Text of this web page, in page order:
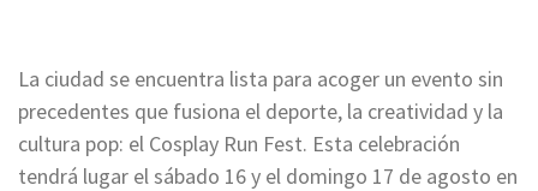
La ciudad se encuentra lista para acoger un evento sin
precedentes que fusiona el deporte, la creatividad y la
cultura pop: el Cosplay Run Fest. Esta celebración
tendrá lugar el sábado 16 y el domingo 17 de agosto en